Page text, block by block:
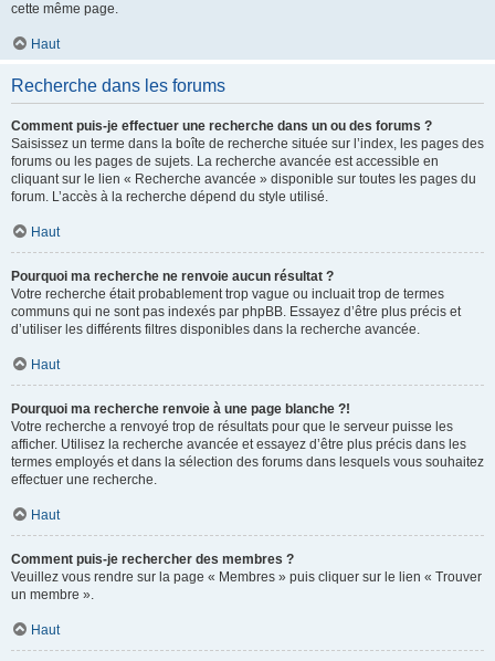
cette même page.
Haut
Recherche dans les forums
Comment puis-je effectuer une recherche dans un ou des forums ?
Saisissez un terme dans la boîte de recherche située sur l’index, les pages des
forums ou les pages de sujets. La recherche avancée est accessible en
cliquant sur le lien « Recherche avancée » disponible sur toutes les pages du
forum. L’accès à la recherche dépend du style utilisé.
Haut
Pourquoi ma recherche ne renvoie aucun résultat ?
Votre recherche était probablement trop vague ou incluait trop de termes
communs qui ne sont pas indexés par phpBB. Essayez d’être plus précis et
d’utiliser les différents filtres disponibles dans la recherche avancée.
Haut
Pourquoi ma recherche renvoie à une page blanche ?!
Votre recherche a renvoyé trop de résultats pour que le serveur puisse les
afficher. Utilisez la recherche avancée et essayez d’être plus précis dans les
termes employés et dans la sélection des forums dans lesquels vous souhaitez
effectuer une recherche.
Haut
Comment puis-je rechercher des membres ?
Veuillez vous rendre sur la page « Membres » puis cliquer sur le lien « Trouver
un membre ».
Haut